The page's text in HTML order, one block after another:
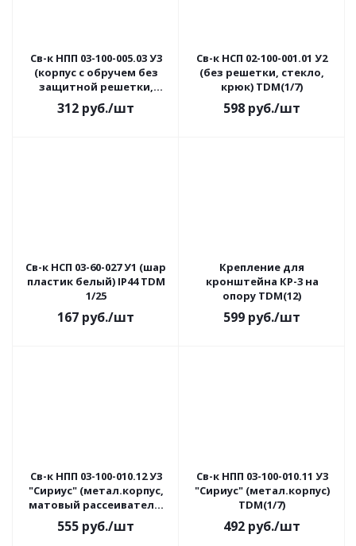
Св-к НПП 03-100-005.03 У3
(корпус с обручем без
защитной решетки,
черный) TDM(1/5)
312 руб./шт
Св-к НСП 02-100-001.01 У2
(без решетки, стекло,
крюк) TDM(1/7)
598 руб./шт
Св-к НСП 03-60-027 У1 (шар
пластик белый) IP44 TDM
1/25
167 руб./шт
Крепление для
кронштейна КР-3 на
опору TDM(12)
599 руб./шт
Св-к НПП 03-100-010.12 У3
"Сириус" (метал.корпус,
матовый рассеиватель)
TDM(1/7)
555 руб./шт
Св-к НПП 03-100-010.11 У3
"Сириус" (метал.корпус)
TDM(1/7)
492 руб./шт